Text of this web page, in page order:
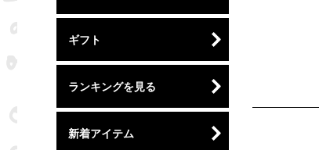
ギフト
ランキングを見る
新着アイテム